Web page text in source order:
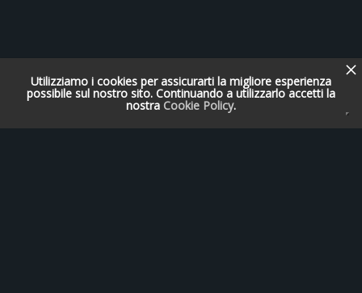
Utilizziamo i cookies per assicurarti la migliore esperienza
possibile sul nostro sito. Continuando a utilizzarlo accetti la
nostra Cookie Policy.